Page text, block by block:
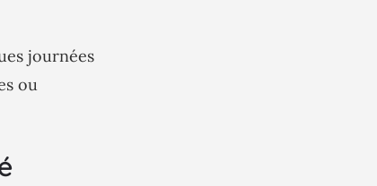
journées
ou